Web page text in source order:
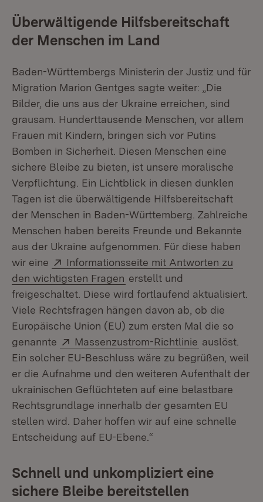
Überwältigende Hilfsbereitschaft
der Menschen im Land
Baden-Württembergs Ministerin der Justiz und für
Migration Marion Gentges sagte weiter: „Die
Bilder, die uns aus der Ukraine erreichen, sind
grausam. Hunderttausende Menschen, vor allem
Frauen mit Kindern, bringen sich vor Putins
Bomben in Sicherheit. Diesen Menschen eine
sichere Bleibe zu bieten, ist unsere moralische
Verpflichtung. Ein Lichtblick in diesen dunklen
Tagen ist die überwältigende Hilfsbereitschaft
der Menschen in Baden-Württemberg. Zahlreiche
Menschen haben bereits Freunde und Bekannte
aus der Ukraine aufgenommen. Für diese haben
wir eine
Extern:
Informationsseite mit Antworten zu
den wichtigsten Fragen (Öffnet in neuem Fenster)
erstellt und
freigeschaltet. Diese wird fortlaufend aktualisiert.
Viele Rechtsfragen hängen davon ab, ob die
Europäische Union (EU) zum ersten Mal die so
genannte
Extern:
Massenzustrom-Richtlinie (Öffnet in
auslöst.
Ein solcher EU-Beschluss wäre zu begrüßen, weil
er die Aufnahme und den weiteren Aufenthalt der
ukrainischen Geflüchteten auf eine belastbare
Rechtsgrundlage innerhalb der gesamten EU
stellen wird. Daher hoffen wir auf eine schnelle
Entscheidung auf EU-Ebene.“
Schnell und unkompliziert eine
sichere Bleibe bereitstellen